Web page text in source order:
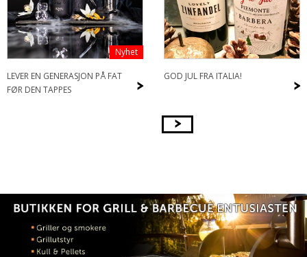
Nyhet
>
LEVER EN GENERASJON PÅ FAT
FØR DEN TAPPES
>
GOD JUL FRA ITALIA!
>